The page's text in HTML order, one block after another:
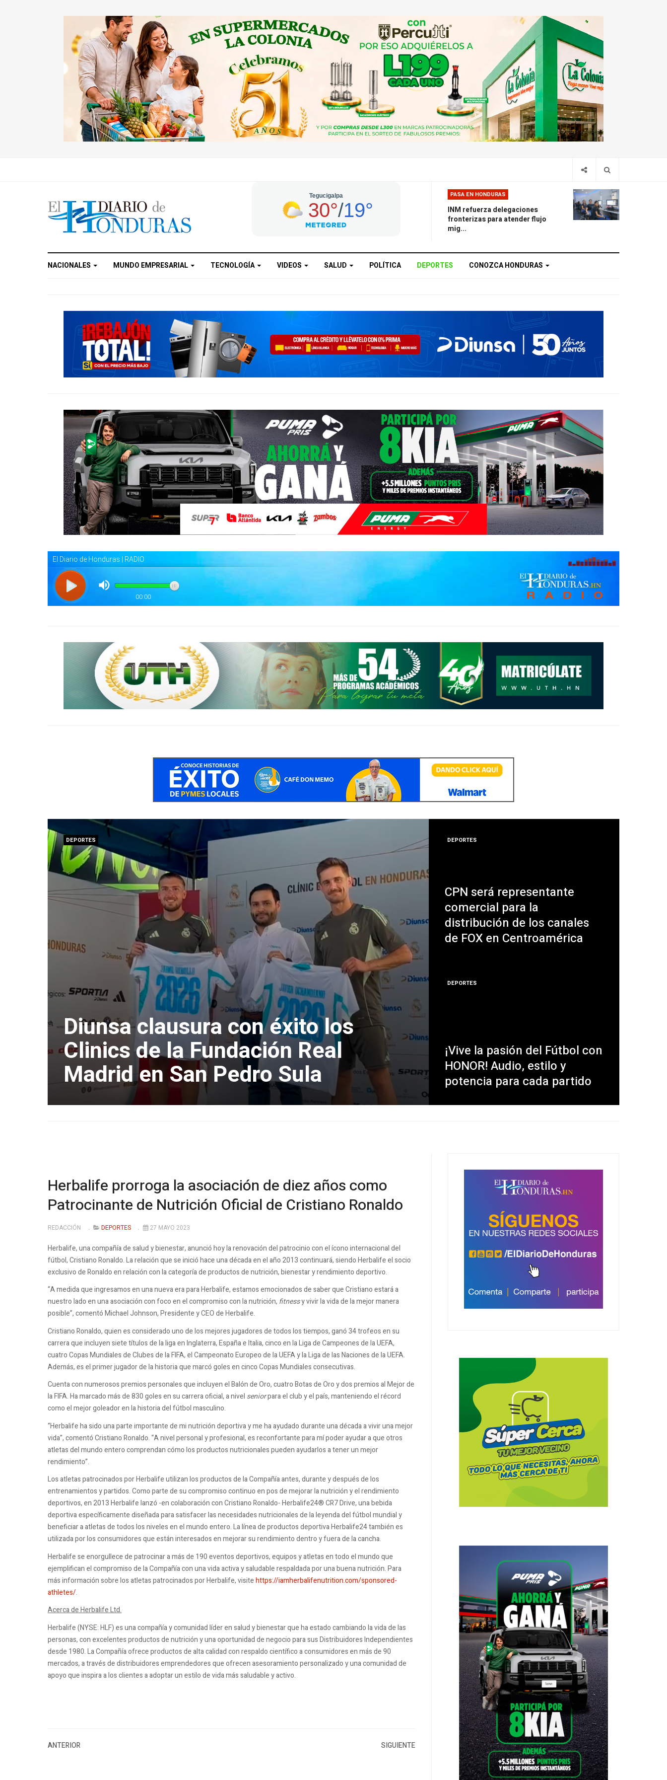
PASA EN HONDURAS
INM refuerza delegaciones
fronterizas para atender flujo
mig...
NACIONALES MUNDO EMPRESARIAL TECNOLOGÍA VIDEOS SALUD POLÍTICA DEPORTES CONOZCA HONDURAS
DEPORTES
Diunsa clausura con éxito los
Clinics de la Fundación Real
Madrid en San Pedro Sula
DEPORTES
CPN será representante
comercial para la
distribución de los canales
de FOX en Centroamérica
DEPORTES
¡Vive la pasión del Fútbol con
HONOR! Audio, estilo y
potencia para cada partido
Herbalife prorroga la asociación de diez años como
Patrocinante de Nutrición Oficial de Cristiano Ronaldo
REDACCIÓN DEPORTES 27 MAYO 2023
Herbalife, una compañía de salud y bienestar, anunció hoy la renovación del patrocinio con el ícono internacional del
fútbol, Cristiano Ronaldo. La relación que se inició hace una década en el año 2013 continuará, siendo Herbalife el socio
exclusivo de Ronaldo en relación con la categoría de productos de nutrición, bienestar y rendimiento deportivo.
“A medida que ingresamos en una nueva era para Herbalife, estamos emocionados de saber que Cristiano estará a
nuestro lado en una asociación con foco en el compromiso con la nutrición, fitnessy vivir la vida de la mejor manera
posible”, comentó Michael Johnson, Presidente y CEO de Herbalife.
Cristiano Ronaldo, quien es considerado uno de los mejores jugadores de todos los tiempos, ganó 34 trofeos en su
carrera que incluyen siete títulos de la liga en Inglaterra, España e Italia, cinco en la Liga de Campeones de la UEFA,
cuatro Copas Mundiales de Clubes de la FIFA, el Campeonato Europeo de la UEFA y la Liga de las Naciones de la UEFA.
Además, es el primer jugador de la historia que marcó goles en cinco Copas Mundiales consecutivas.
Cuenta con numerosos premios personales que incluyen el Balón de Oro, cuatro Botas de Oro y dos premios al Mejor de
la FIFA. Ha marcado más de 830 goles en su carrera oficial, a nivel seniorpara el club y el país, manteniendo el récord
como el mejor goleador en la historia del fútbol masculino.
“Herbalife ha sido una parte importante de mi nutrición deportiva y me ha ayudado durante una década a vivir una mejor
vida”, comentó Cristiano Ronaldo. “A nivel personal y profesional, es reconfortante para mí poder ayudar a que otros
atletas del mundo entero comprendan cómo los productos nutricionales pueden ayudarlos a tener un mejor
rendimiento”.
Los atletas patrocinados por Herbalife utilizan los productos de la Compañía antes, durante y después de los
entrenamientos y partidos. Como parte de su compromiso continuo en pos de mejorar la nutrición y el rendimiento
deportivos, en 2013 Herbalife lanzó -en colaboración con Cristiano Ronaldo- Herbalife24® CR7 Drive, una bebida
deportiva específicamente diseñada para satisfacer las necesidades nutricionales de la leyenda del fútbol mundial y
beneficiar a atletas de todos los niveles en el mundo entero. La línea de productos deportiva Herbalife24 también es
utilizada por los consumidores que están interesados en mejorar su rendimiento dentro y fuera de la cancha.
Herbalife se enorgullece de patrocinar a más de 190 eventos deportivos, equipos y atletas en todo el mundo que
ejemplifican el compromiso de la Compañía con una vida activa y saludable respaldada por una buena nutrición. Para
más información sobre los atletas patrocinados por Herbalife, visitehttps://iamherbalifenutrition.com/sponsored-
athletes/.
Acerca de Herbalife Ltd.
Herbalife (NYSE: HLF) es una compañía y comunidad líder en salud y bienestar que ha estado cambiando la vida de las
personas, con excelentes productos de nutrición y una oportunidad de negocio para sus Distribuidores Independientes
desde 1980. La Compañía ofrece productos de alta calidad con respaldo científico a consumidores en más de 90
mercados, a través de distribuidores emprendedores que ofrecen asesoramiento personalizado y una comunidad de
apoyo que inspira a los clientes a adoptar un estilo de vida más saludable y activo.
ANTERIOR SIGUIENTE